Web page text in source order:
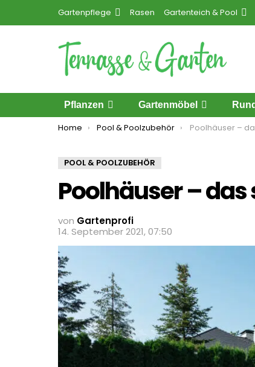
Gartenpflege Rasen Gartenteich & Pool
Pflanzen Gartenmöbel
You are here:
Home Pool & Poolzubehör Poolhäuser –
POOL & POOLZUBEHÖR
Poolhäuser –
von Gartenprofi
14. September 2021, 07:50